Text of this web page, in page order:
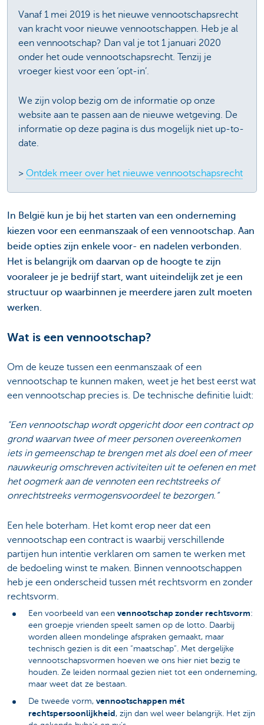
Vanaf 1 mei 2019 is het nieuwe vennootschapsrecht
van kracht voor nieuwe vennootschappen. Heb je al
een vennootschap? Dan val je tot 1 januari 2020
onder het oude vennootschapsrecht. Tenzij je
vroeger kiest voor een ‘opt-in’.
We zijn volop bezig om de informatie op onze
website aan te passen aan de nieuwe wetgeving. De
informatie op deze pagina is dus mogelijk niet up-to-
date.
> Ontdek meer over het nieuwe vennootschapsrecht
In België kun je bij het starten van een onderneming
kiezen voor een eenmanszaak of een vennootschap. Aan
beide opties zijn enkele voor- en nadelen verbonden.
Het is belangrijk om daarvan op de hoogte te zijn
vooraleer je je bedrijf start, want uiteindelijk zet je een
structuur op waarbinnen je meerdere jaren zult moeten
werken.
Wat is een vennootschap?
Om de keuze tussen een eenmanszaak of een
vennootschap te kunnen maken, weet je het best eerst wat
een vennootschap precies is. De technische definitie luidt:
“Een vennootschap wordt opgericht door een contract op
grond waarvan twee of meer personen overeenkomen
iets in gemeenschap te brengen met als doel een of meer
nauwkeurig omschreven activiteiten uit te oefenen en met
het oogmerk aan de vennoten een rechtstreeks of
onrechtstreeks vermogensvoordeel te bezorgen.”
Een hele boterham. Het komt erop neer dat een
vennootschap een contract is waarbij verschillende
partijen hun intentie verklaren om samen te werken met
de bedoeling winst te maken. Binnen vennootschappen
heb je een onderscheid tussen mét rechtsvorm en zonder
rechtsvorm.
Een voorbeeld van een vennootschap zonder rechtsvorm:
een groepje vrienden speelt samen op de lotto. Daarbij
worden alleen mondelinge afspraken gemaakt, maar
technisch gezien is dit een “maatschap”. Met dergelijke
vennootschapsvormen hoeven we ons hier niet bezig te
houden. Ze leiden normaal gezien niet tot een onderneming,
maar weet dat ze bestaan.
De tweede vorm, vennootschappen mét
rechtspersoonlijkheid, zijn dan wel weer belangrijk. Het zijn